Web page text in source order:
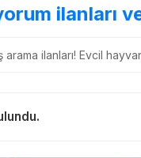
ilanları
ilanları! Evcil